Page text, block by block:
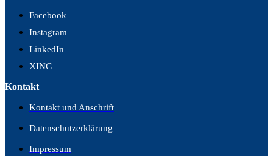
Facebook
Instagram
LinkedIn
XING
Kontakt
Kontakt und Anschrift
Datenschutzerklärung
Impressum